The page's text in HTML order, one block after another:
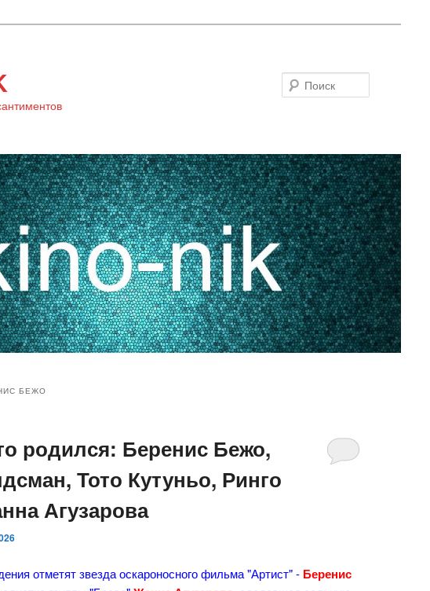
БЕЖО
родился: Беренис Бежо,
Тото Кутуньо, Ринго
Агузарова
отметят звезда оскароносного фильма "Артист" - Беренис